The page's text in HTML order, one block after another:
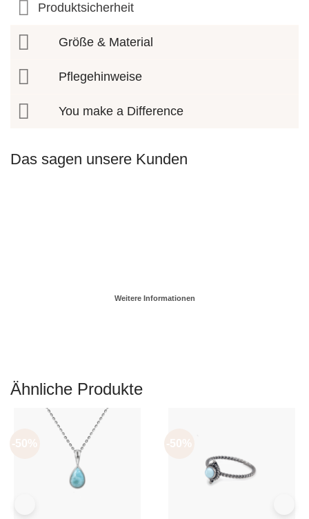
Produktsicherheit
Größe & Material
Pflegehinweise
You make a Difference
Das sagen unsere Kunden
Weitere Informationen
Ähnliche Produkte
-50% -50%